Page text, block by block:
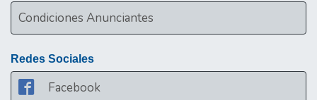
Condiciones Anunciantes
Redes Sociales
Facebook